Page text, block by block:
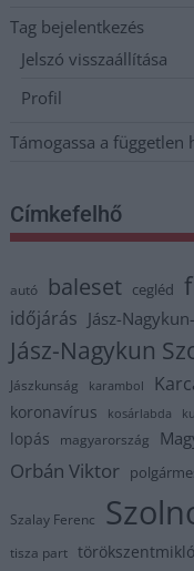
Tag bejelentkezés
Jelszó visszaállítása
Profil
Támogassa a független
Címkefelhő
autó baleset cegléd
időjárás Jász-
Jász-Nagykun
Jászkunság karambol
koronavírus kosárlabda
lopás magyarország
Orbán Viktor
Szalay Ferenc
tisza part